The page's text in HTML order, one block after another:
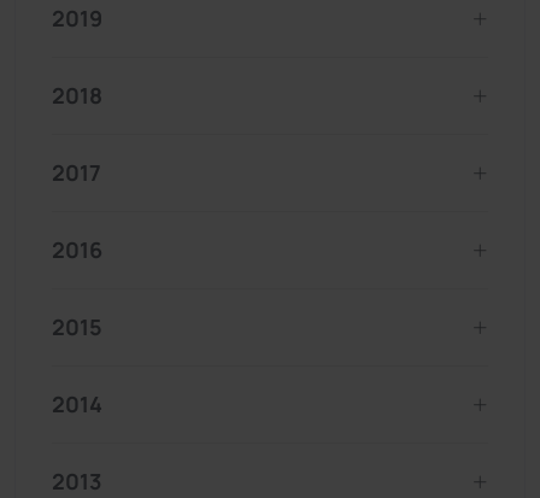
2019
2018
2017
2016
2015
2014
2013